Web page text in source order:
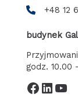
+48 12
budynek
godz. 10.00
Facebook LinkedIn YouTube